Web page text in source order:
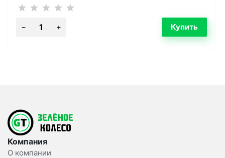
Компания
О компании